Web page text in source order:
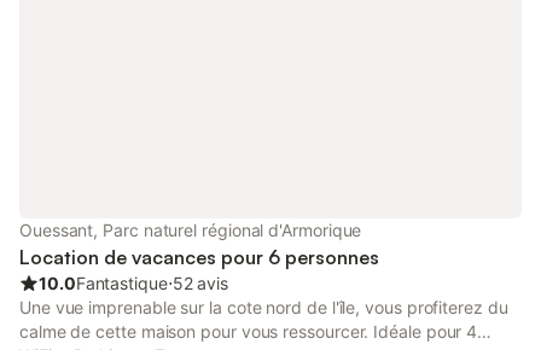
Ouessant, Parc naturel régional d'Armorique
Location de vacances pour 6 personnes
10.0Fantastique⋅52 avis
Une vue imprenable sur la cote nord de l'île, vous profiterez du
calme de cette maison pour vous ressourcer. Idéale pour 4